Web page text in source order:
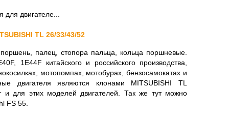
двигателе...
TL 26/33/43/52
палец, стопора пальца, кольца поршневые.
1E44F китайского и российского производства,
мотопомпах, мотобурах, бензосамокатах и
двигателя являются клонами MITSUBISHI TL
и для этих моделей двигателей. Так же тут можно
FS 55.